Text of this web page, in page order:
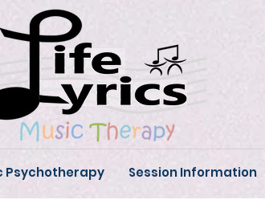
Psychotherapy Session Information